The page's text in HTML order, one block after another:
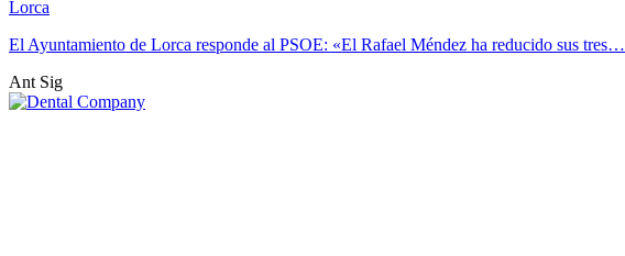
Lorca
El Ayuntamiento de Lorca responde al PSOE: «El Rafael Méndez ha reducido sus tres…
Ant Sig